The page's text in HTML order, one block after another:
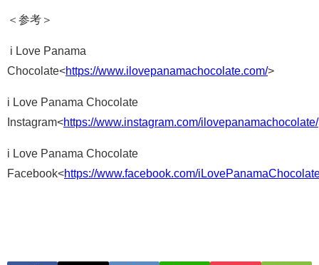
＜参考＞
i Love Panama
Chocolate<https://www.ilovepanamachocolate.com/>
i Love Panama Chocolate
Instagram<https://www.instagram.com/ilovepanamachocolate/
i Love Panama Chocolate
Facebook<https://www.facebook.com/